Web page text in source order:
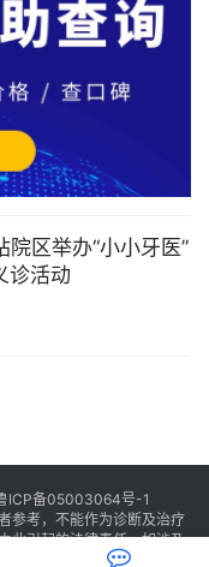
区举办“小小牙医”
诊活动
ICP备05003064号-1
参考，不能作为诊断及治疗
此引起的法律责任。如涉及